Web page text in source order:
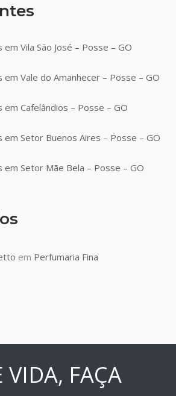
Vila São José – Posse – GO
Vale do Amanhecer – Posse – GO
Cafelândios – Posse – GO
Setor Buenos Aires – Posse – GO
Setor Mãe Bela – Posse – GO
em Perfumaria Fina
VIDA, FAÇA